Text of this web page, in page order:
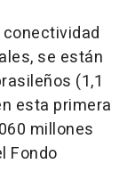
se están
(1,1
esta primera
millones
Fondo